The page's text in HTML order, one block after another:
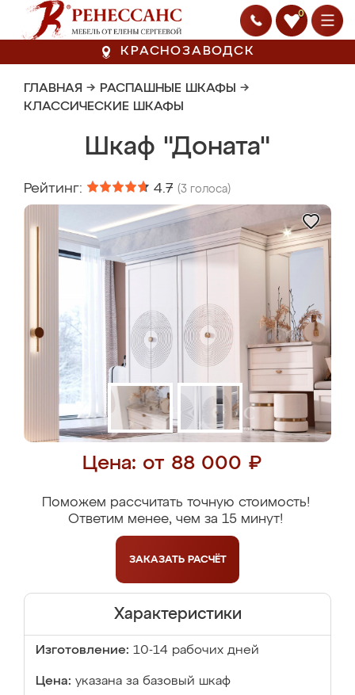
0
КРАСНОЗАВОДСК
ГЛАВНАЯ → РАСПАШНЫЕ ШКАФЫ →
КЛАССИЧЕСКИЕ ШКАФЫ
Шкаф "Доната"
Рейтинг: 4.7 (3 голоса)
Цена: от 88 000 ₽
Поможем рассчитать точную стоимость!
Ответим менее, чем за 15 минут!
ЗАКАЗАТЬ РАСЧЁТ
Характеристики
Изготовление: 10-14 рабочих дней
Цена: указана за базовый шкаф